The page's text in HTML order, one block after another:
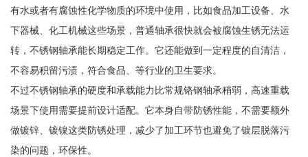
有水或者有腐蚀性化学物质的环境中使用，比如食品加工设备、水
下器械、化工机械这些场景，普通轴承很快就会被腐蚀生锈无法运
转，不锈钢轴承能长期稳定工作。它还能做到一定程度的自清洁，
不容易积留污渍，符合食品、等行业的卫生要求。
不过不锈钢轴承的硬度和承载能力比常规铬钢轴承稍弱，高速重载
场景下使用需要提前设计适配。它本身自带防锈性能，不需要额外
做镀锌、镀镍这类防锈处理，减少了加工环节也避免了镀层脱落污
染的问题，环保性。